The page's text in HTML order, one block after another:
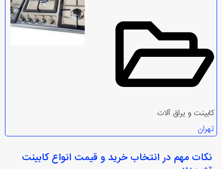
کابینت و یراق آلات
تهران
نکات مهم در انتخابخرید و قیمت انواع کابینت